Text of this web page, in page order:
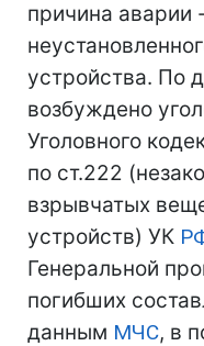
причина аварии
устройства. По
возбуждено
Уголовного
по ст.222
взрывчатых
устройств) УК
Генеральной
погибших
данным МЧС, в